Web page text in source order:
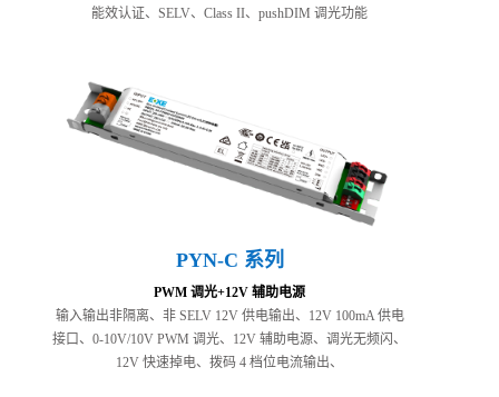
能效认证、SELV、Class II、pushDIM 调光功能
PYN-C 系列
PWM 调光+12V 辅助电源
输入输出非隔离、非 SELV 12V 供电输出、12V 100mA 供电
接口、0-10V/10V PWM 调光、12V 辅助电源、调光无频闪、
12V 快速掉电、拨码 4 档位电流输出、